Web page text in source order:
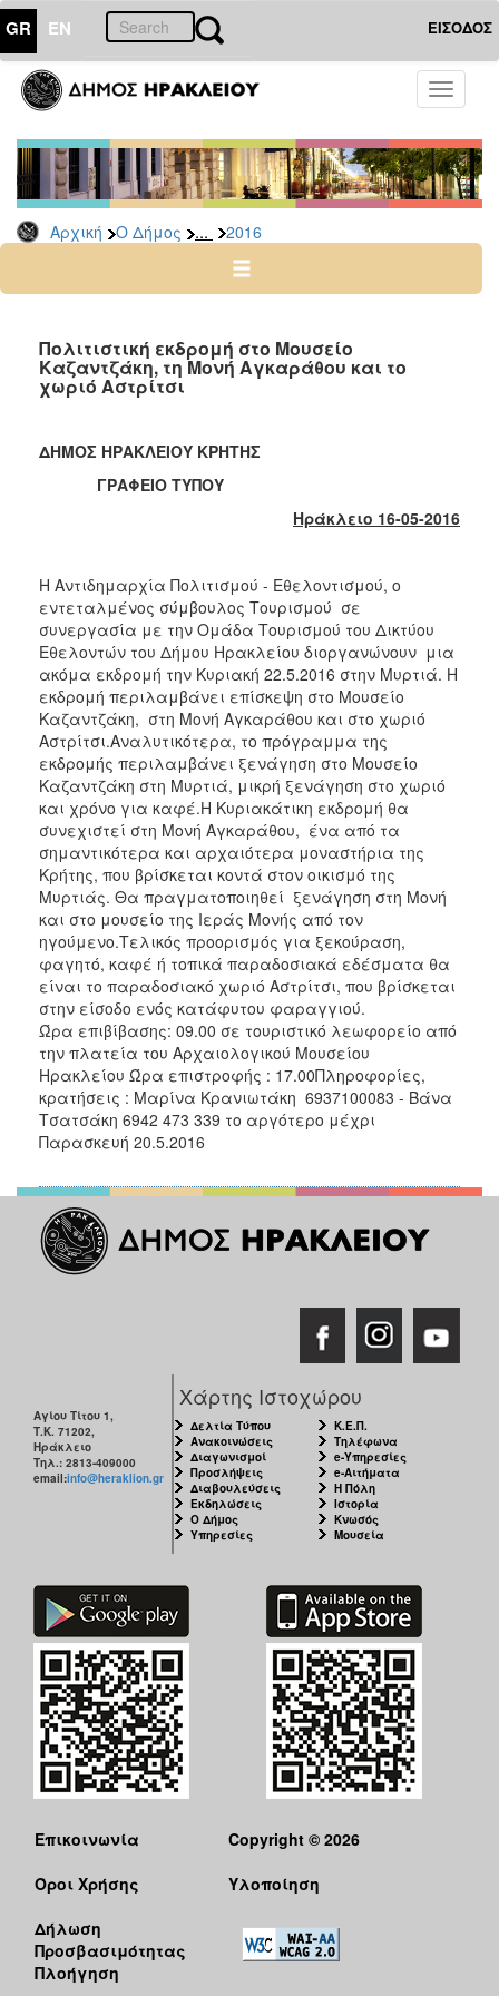
GR EN ΕΙΣΟΔΟΣ
Toggle
Αρχική Ο Δήμος ... 2016
ΔΗΜΟΣ
Δελτία
Τύπου
Αρχείο
2026
2024
2022
2015
2013
2012
2011
2010
2006
ΤΟΠΟΣ
ΠΟΛΙΤΙΣΜΟΣ
ΑΝΘΕΚΤΙΚΗ
ΠΟΛΗ
Πολιτιστική εκδρομή στο Μουσείο
Καζαντζάκη, τη Μονή Αγκαράθου και το
χωριό Αστρίτσι
ΔΗΜΟΣ ΗΡΑΚΛΕΙΟΥ ΚΡΗΤΗΣ
ΓΡΑΦΕΙΟ ΤΥΠΟΥ
Ηράκλειο 16-05-2016
Η Αντιδημαρχία Πολιτισμού - Εθελοντισμού, ο
εντεταλμένος σύμβουλος Τουρισμού σε
συνεργασία με την Ομάδα Τουρισμού του Δικτύου
Εθελοντών του Δήμου Ηρακλείου διοργανώνουν μια
ακόμα εκδρομή την Κυριακή 22.5.2016 στην Μυρτιά. Η
εκδρομή περιλαμβάνει επίσκεψη στο Μουσείο
Καζαντζάκη, στη Μονή Αγκαράθου και στο χωριό
Αστρίτσι.Αναλυτικότερα, το πρόγραμμα της
εκδρομής περιλαμβάνει ξενάγηση στο Μουσείο
Καζαντζάκη στη Μυρτιά, μικρή ξενάγηση στο χωριό
και χρόνο για καφέ.Η Κυριακάτικη εκδρομή θα
συνεχιστεί στη Μονή Αγκαράθου, ένα από τα
σημαντικότερα και αρχαιότερα μοναστήρια της
Κρήτης, που βρίσκεται κοντά στον οικισμό της
Μυρτιάς. Θα πραγματοποιηθεί ξενάγηση στη Μονή
και στο μουσείο της Ιεράς Μονής από τον
ηγούμενο.Τελικός προορισμός για ξεκούραση,
φαγητό, καφέ ή τοπικά παραδοσιακά εδέσματα θα
είναι το παραδοσιακό χωριό Αστρίτσι, που βρίσκεται
στην είσοδο ενός κατάφυτου φαραγγιού.
Ώρα επιβίβασης: 09.00 σε τουριστικό λεωφορείο από
την πλατεία του Αρχαιολογικού Μουσείου
Ηρακλείου Ώρα επιστροφής : 17.00Πληροφορίες,
κρατήσεις : Μαρίνα Κρανιωτάκη 6937100083 - Βάνα
Τσατσάκη 6942 473 339 το αργότερο μέχρι
Παρασκευή 20.5.2016
Αγίου Τίτου 1,
Τ.Κ. 71202,
Ηράκλειο
Τηλ.: 2813-409000
email:info@heraklion.gr
Χάρτης Ιστοχώρου
Δελτία Τύπου
Ανακοινώσεις
Διαγωνισμοί
Προσλήψεις
Διαβουλεύσεις
Εκδηλώσεις
Ο Δήμος
Υπηρεσίες
Κ.Ε.Π.
Τηλέφωνα
e-Υπηρεσίες
e-Αιτήματα
Η Πόλη
Ιστορία
Κνωσός
Μουσεία
Επικοινωνία
Όροι Χρήσης
Δήλωση
Προσβασιμότητας
Πλοήγηση
Copyright © 2026
Υλοποίηση